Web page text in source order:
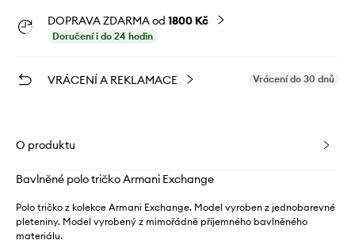
DOPRAVA ZDARMA od 1800 Kč
Doručení i do 24 hodin
VRÁCENÍ A REKLAMACE Vrácení do 30 dnů
O produktu
Bavlněné polo tričko Armani Exchange
Polo tričko z kolekce Armani Exchange. Model vyroben z jednobarevné
pleteniny. Model vyrobený z mimořádně příjemného bavlněného
materiálu.